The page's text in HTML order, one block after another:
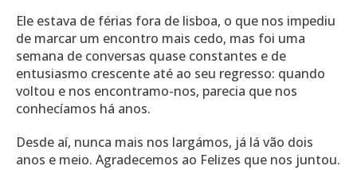
Ele estava de férias fora de lisboa, o que nos impediu
de marcar um encontro mais cedo, mas foi uma
semana de conversas quase constantes e de
entusiasmo crescente até ao seu regresso: quando
voltou e nos encontramo-nos, parecia que nos
conhecíamos há anos.
Desde aí, nunca mais nos largámos, já lá vão dois
anos e meio. Agradecemos ao Felizes que nos juntou.